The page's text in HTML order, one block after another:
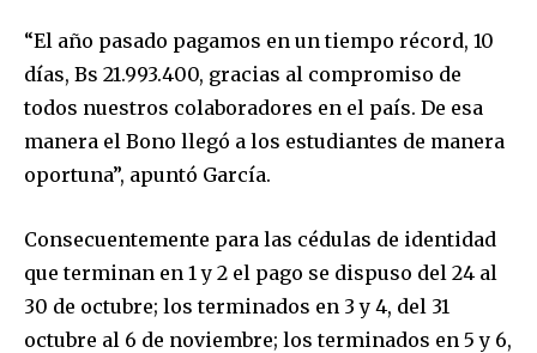
“El año pasado pagamos en un tiempo récord, 10
días, Bs 21.993.400, gracias al compromiso de
todos nuestros colaboradores en el país. De esa
manera el Bono llegó a los estudiantes de manera
oportuna”, apuntó García.
Consecuentemente para las cédulas de identidad
que terminan en 1 y 2 el pago se dispuso del 24 al
30 de octubre; los terminados en 3 y 4, del 31
octubre al 6 de noviembre; los terminados en 5 y 6,